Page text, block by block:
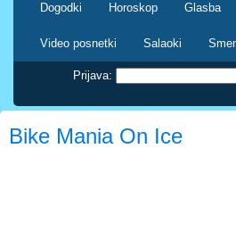
Dogodki Horoskop Glasba
Video posnetki Salaoki
Prijava:
Bike Mania On Ice